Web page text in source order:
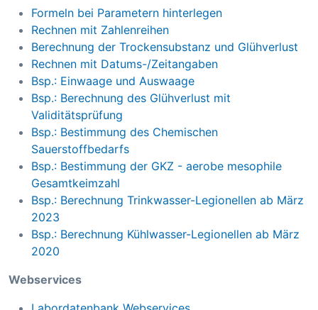
Formeln bei Parametern hinterlegen
Rechnen mit Zahlenreihen
Berechnung der Trockensubstanz und Glühverlust
Rechnen mit Datums-/Zeitangaben
Bsp.: Einwaage und Auswaage
Bsp.: Berechnung des Glühverlust mit
Validitätsprüfung
Bsp.: Bestimmung des Chemischen
Sauerstoffbedarfs
Bsp.: Bestimmung der GKZ - aerobe mesophile
Gesamtkeimzahl
Bsp.: Berechnung Trinkwasser-Legionellen ab März
2023
Bsp.: Berechnung Kühlwasser-Legionellen ab März
2020
Webservices